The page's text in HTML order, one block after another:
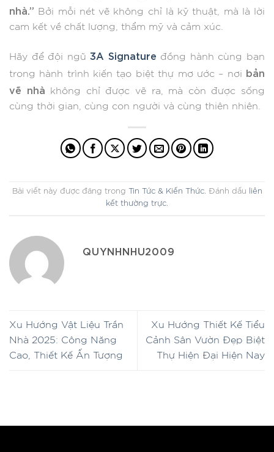
nhà.” Bởi mỗi nét vẽ không chỉ là kỹ thuật, mà là lời
cam kết về chất lượng, thẩm mỹ và cảm xúc.
Hãy để đội ngũ3A Signature đồng hành cùng bạn
trong hành trình kiến tạo biệt thự mơ ước – nơi bản
vẽ nhà không chỉ được vẽ ra, mà còn được sống
cùng thời gian, cùng con người và cùng thiên nhiên.
Bài viết này được đăng trong Tin Tức & Kiến Thức. Đánh dấu
liên
kết thường trực.
QUYNHNHU2009
Xu Hướng Vật Liệu Trần
Nhà 2025: Công Năng
Cao, Thiết Kế Ấn Tượng
Xu Hướng Thiết Kế Tiểu
Cảnh Sân Vườn Đẹp Biệt
Thự Hiện Đại Hiện Nay